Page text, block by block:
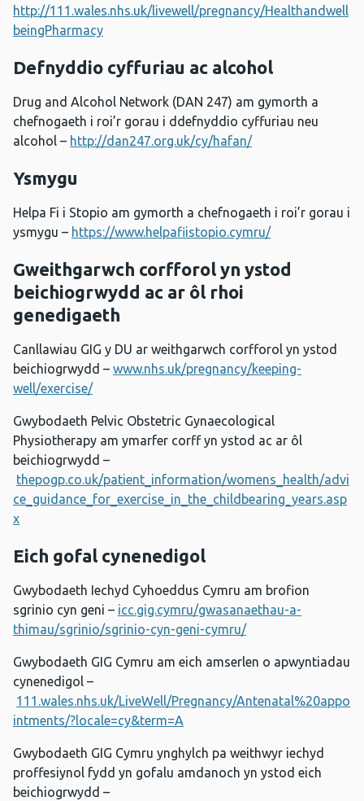
http://111.wales.nhs.uk/livewell/pregnancy/Healthandwell
beingPharmacy
Defnyddio cyffuriau ac alcohol
Drug and Alcohol Network (DAN 247) am gymorth a
chefnogaeth i roi’r gorau i ddefnyddio cyffuriau neu
alcohol – http://dan247.org.uk/cy/hafan/
Ysmygu
Helpa Fi i Stopio am gymorth a chefnogaeth i roi’r gorau i
ysmygu – https://www.helpafiistopio.cymru/
Gweithgarwch corfforol yn ystod
beichiogrwydd ac ar ôl rhoi
genedigaeth
Canllawiau GIG y DU ar weithgarwch corfforol yn ystod
beichiogrwydd – www.nhs.uk/pregnancy/keeping-
well/exercise/
Gwybodaeth Pelvic Obstetric Gynaecological
Physiotherapy am ymarfer corff yn ystod ac ar ôl
beichiogrwydd –
thepogp.co.uk/patient_information/womens_health/advi
ce_guidance_for_exercise_in_the_childbearing_years.asp
x
Eich gofal cynenedigol
Gwybodaeth Iechyd Cyhoeddus Cymru am brofion
sgrinio cyn geni – icc.gig.cymru/gwasanaethau-a-
thimau/sgrinio/sgrinio-cyn-geni-cymru/
Gwybodaeth GIG Cymru am eich amserlen o apwyntiadau
cynenedigol –
111.wales.nhs.uk/LiveWell/Pregnancy/Antenatal%20appo
intments/?locale=cy&term=A
Gwybodaeth GIG Cymru ynghylch pa weithwyr iechyd
proffesiynol fydd yn gofalu amdanoch yn ystod eich
beichiogrwydd –